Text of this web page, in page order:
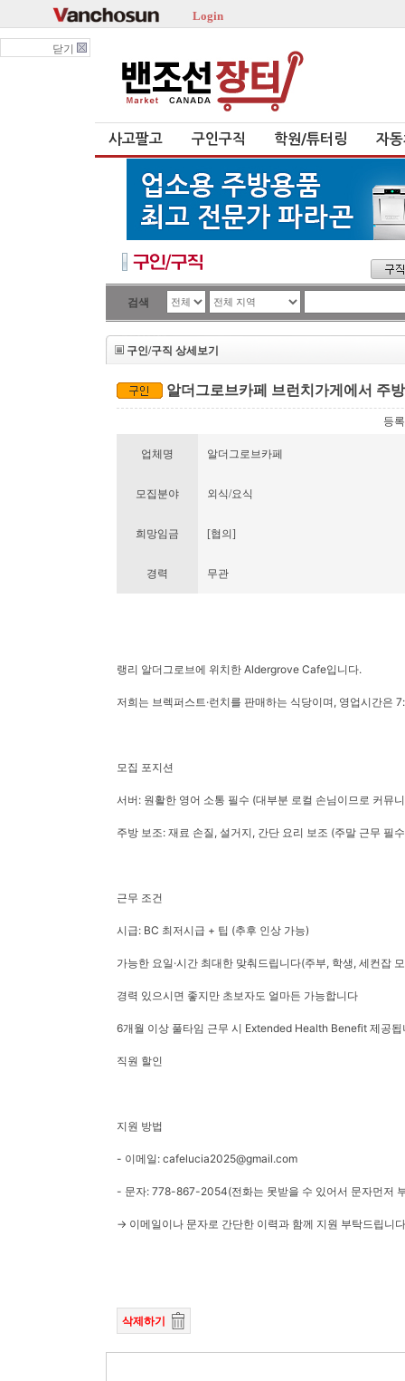
Login
닫기
사고팔고 구인구직 학원/튜터링 자
검색
구인/구직 상세보기
알더그로브카페 브런치가게에서 주
등
업체명 알더그로브카페
모집분야 외식/요식
희망임금 [협의]
경력 무관
랭리 알더그로브에 위치한 Aldergrove Cafe입니다.
저희는 브렉퍼스트·런치를 판매하는 식당이며, 영업시간은
모집 포지션
서버: 원활한 영어 소통 필수 (대부분 로컬 손님이므로 커뮤
주방 보조: 재료 손질, 설거지, 간단 요리 보조 (주말 근무 필
근무 조건
시급: BC 최저시급 + 팁 (추후 인상 가능)
가능한 요일·시간 최대한 맞춰드립니다(주부, 학생, 세컨잡
경력 있으시면 좋지만 초보자도 얼마든 가능합니다
6개월 이상 풀타임 근무 시 Extended Health Benefit 제공됩
직원 할인
지원 방법
- 이메일: cafelucia2025@gmail.com
- 문자: 778-867-2054(전화는 못받을 수 있어서 문자먼저
→ 이메일이나 문자로 간단한 이력과 함께 지원 부탁드립니
삭제하기